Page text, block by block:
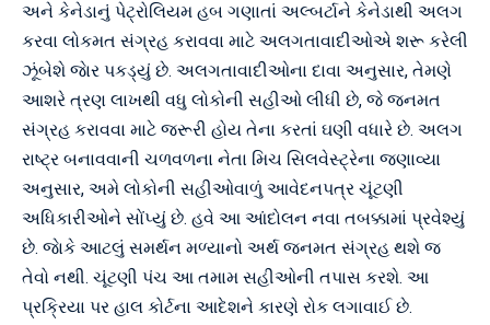
અને કેનેડાનું પેટ્રોલિયમ હબ ગણાતાં અલ્બર્ટાને કેનેડાથી અલગ
કરવા લોકમત સંગ્રહ કરાવવા માટે અલગતાવાદીઓએ શરૂ કરેલી
ઝૂંબેશે જાેર પકડ્યું છે. અલગતાવાદીઓના દાવા અનુસાર, તેમણે
આશરે ત્રણ લાખથી વધુ લોકોની સહીઓ લીધી છે, જે જનમત
સંગ્રહ કરાવવા માટે જરૂરી હોય તેના કરતાં ઘણી વધારે છે. અલગ
રાષ્ટ્ર બનાવવાની ચળવળના નેતા મિચ સિલવેસ્ટ્રેના જણાવ્યા
અનુસાર, અમે લોકોની સહીઓવાળું આવેદનપત્ર ચૂંટણી
અધિકારીઓને સોંપ્યું છે. હવે આ આંદોલન નવા તબક્કામાં પ્રવેશ્યું
છે. જાેકે આટલું સમર્થન મળ્યાનો અર્થ જનમત સંગ્રહ થશે જ
તેવો નથી. ચૂંટણી પંચ આ તમામ સહીઓની તપાસ કરશે. આ
પ્રક્રિયા પર હાલ કોર્ટના આદેશને કારણે રોક લગાવાઈ છે.